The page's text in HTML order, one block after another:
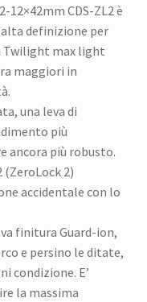
12×42mm CDS-ZL2 è
definizione per
Twilight max light
maggiori in
una leva di
più
ancora più robusto.
2)
accidentale con lo
finitura Guard-ion,
e persino le ditate,
condizione. E’
la massima